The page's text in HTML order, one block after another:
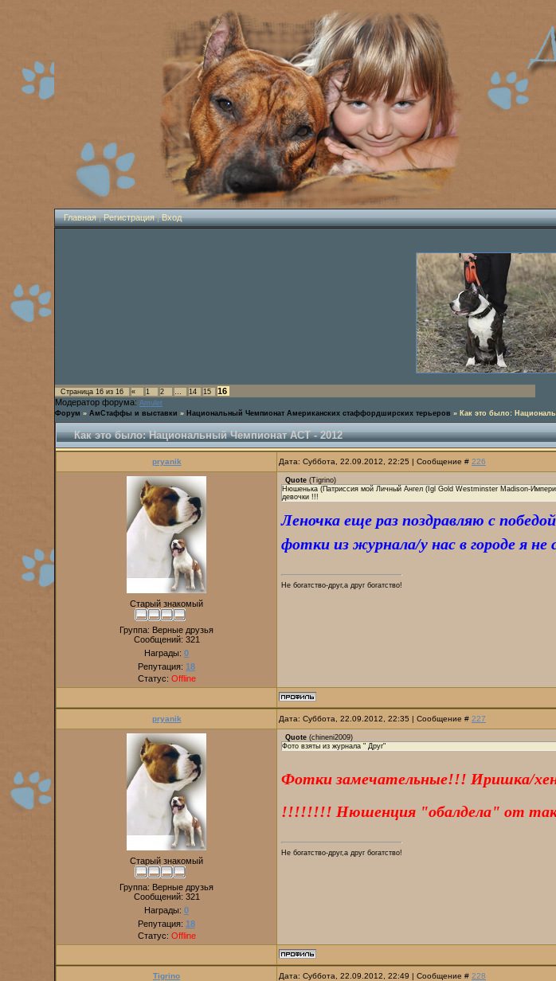
Главная|Регистрация|Вход
Страница 16 из 16 « 1 2 … 14 15
16
Модератор форума: Amulet
Форум » АмСтаффы и выставки » Национальный Чемпионат Американских стаффордширских терьеров » Как это было:
Как это было: Национальный Чемпионат АСТ - 2012
pryanik Дата: Суббота, 22.09.2012, 22:25 | Сообщение # 226
Старый знакомый
Группа: Верные друзья
Сообщений: 321
Награды: 0
Репутация: 18
Статус: Offline
Quote (Tigrino)
Нюшенька (Патриссия мой Личный Ангел (Igl Gold Westminster Madison-
девочки !!!
Леночка еще раз поздравляю с
фотки из журнала/у нас в городе я
Не богатство-друг,а друг богатство!
pryanik Дата: Суббота, 22.09.2012, 22:35 | Сообщение # 227
Старый знакомый
Группа: Верные друзья
Сообщений: 321
Награды: 0
Репутация: 18
Статус: Offline
Quote (chineni2009)
Фото взяты из журнала " Друг"
Фотки замечательные!!! Иришка/
!!!!!!!! Нюшенция "обалдела" от
Не богатство-друг,а друг богатство!
Tigrino Дата: Суббота, 22.09.2012, 22:49 | Сообщение # 228